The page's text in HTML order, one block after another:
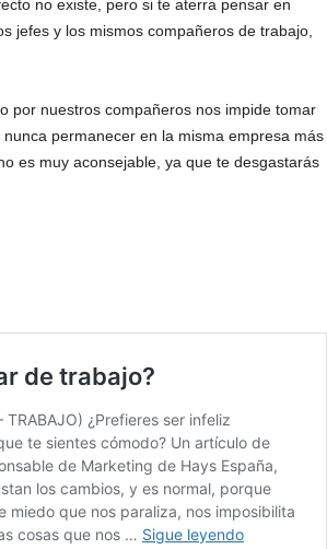
no existe, pero si te aterra pensar en
jefes y los mismos compañeros de trabajo,
por nuestros compañeros nos impide tomar
permanecer en la misma empresa más
es muy aconsejable, ya que te desgastarás